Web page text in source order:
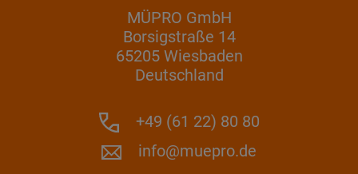
MÜPRO GmbH
Borsigstraße 14
65205 Wiesbaden
Deutschland
+49 (61 22) 80 80
info@muepro.de